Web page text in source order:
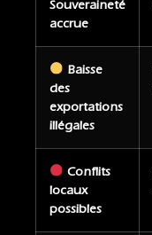
Souveraineté
accrue
Baisse
des
exportations
illégales
Conflits
locaux
possibles